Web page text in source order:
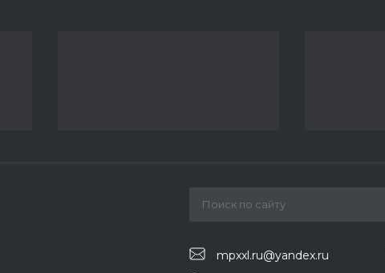
mpxxl.ru@yandex.ru